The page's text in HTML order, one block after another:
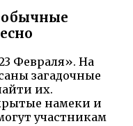
Февраля». На
загадочные
их.
намеки и
участникам